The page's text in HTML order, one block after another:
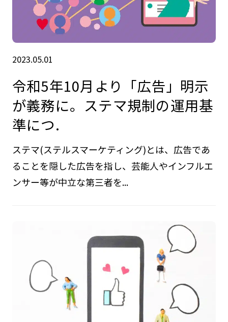
2023.05.01
令和5年10月より「広告」明示
が義務に。ステマ規制の運用基
準につ.
ステマ(ステルスマーケティング)とは、広告であ
ることを隠した広告を指し、芸能人やインフルエ
ンサー等が中立な第三者を...